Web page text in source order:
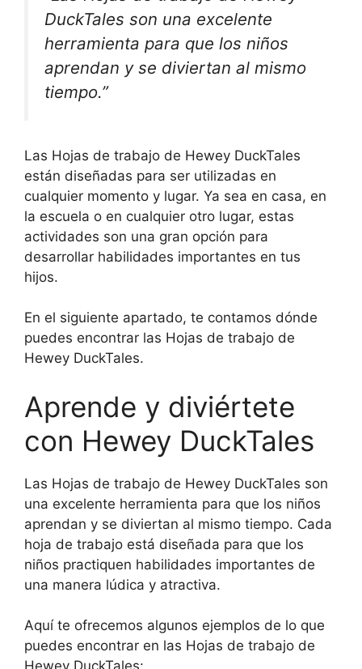
DuckTales son una excelente
herramienta para que los niños
aprendan y se diviertan al mismo
tiempo.”
Las Hojas de trabajo de Hewey DuckTales
están diseñadas para ser utilizadas en
cualquier momento y lugar. Ya sea en casa, en
la escuela o en cualquier otro lugar, estas
actividades son una gran opción para
desarrollar habilidades importantes en tus
hijos.
En el siguiente apartado, te contamos dónde
puedes encontrar las Hojas de trabajo de
Hewey DuckTales.
Aprende y diviértete
con Hewey DuckTales
Las Hojas de trabajo de Hewey DuckTales son
una excelente herramienta para que los niños
aprendan y se diviertan al mismo tiempo. Cada
hoja de trabajo está diseñada para que los
niños practiquen habilidades importantes de
una manera lúdica y atractiva.
Aquí te ofrecemos algunos ejemplos de lo que
puedes encontrar en las Hojas de trabajo de